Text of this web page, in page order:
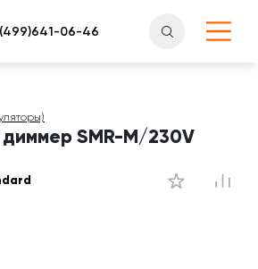
SMR-M/230V